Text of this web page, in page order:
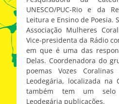
UNESCO/PUC-Rio e da
Leitura e Ensino de Poesia.
Associação Mulheres
Vice-presidenta da Rádio
em que é uma das
Delas. Coordenadora do
poemas Vozes
Leodegária, localizada na
também tem um selo
Leodegária publicações.